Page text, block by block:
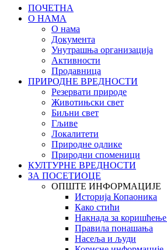
ПОЧЕТНА
О НАМА
О нама
Документа
Унутрашња организација
Активности
Продавница
ПРИРОДНЕ ВРЕДНОСТИ
Резервати природе
Животињски свет
Биљни свет
Гљиве
Локалитети
Природне одлике
Природни споменици
КУЛТУРНЕ ВРЕДНОСТИ
ЗА ПОСЕТИОЦЕ
ОПШТЕ ИНФОРМАЦИЈЕ
Историја Копаоника
Како стићи
Накнада за
Правила понашања
Насеља и људи